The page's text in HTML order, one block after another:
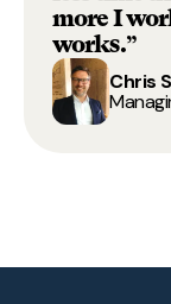
more I
works.”
Chris